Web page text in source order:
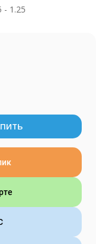
- 1.25